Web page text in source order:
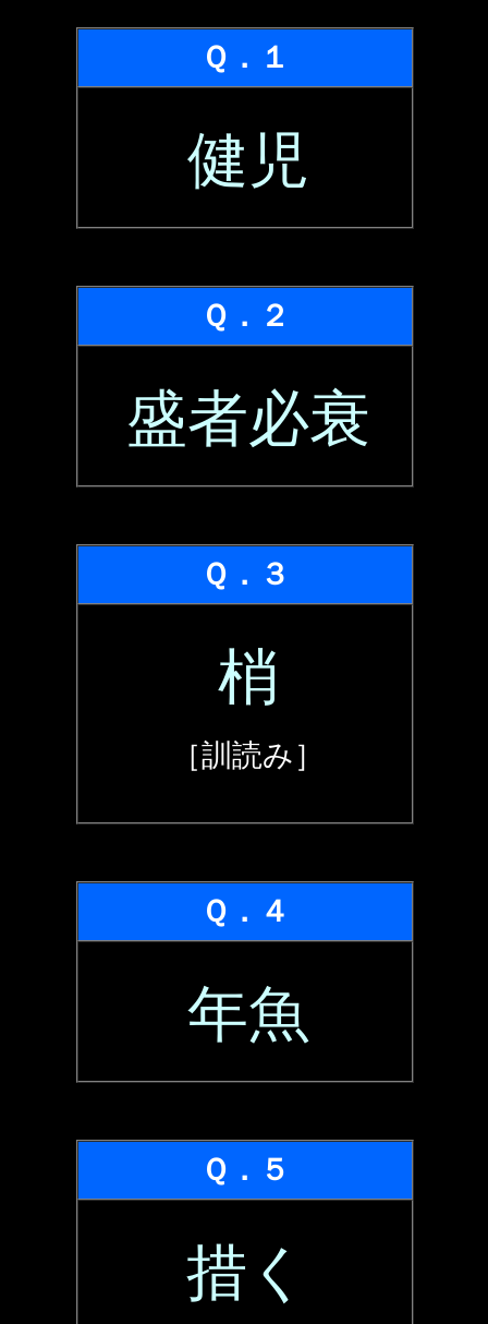
Ｑ．１
健児
Ｑ．２
盛者必衰
Ｑ．３
梢
［訓読み］
Ｑ．４
年魚
Ｑ．５
措く